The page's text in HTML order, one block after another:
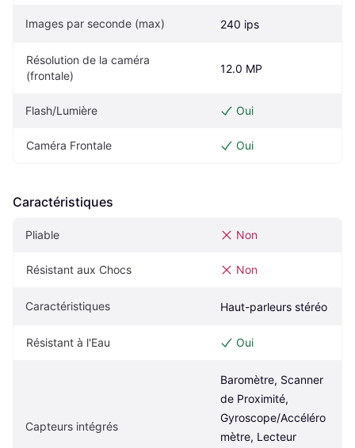
Images par seconde (max) 240 ips
Résolution de la caméra
(frontale)
12.0 MP
Flash/Lumière Oui
Caméra Frontale Oui
Caractéristiques
Pliable Non
Résistant aux Chocs Non
Caractéristiques Haut-parleurs stéréo
Résistant à l'Eau Oui
Capteurs intégrés
Baromètre, Scanner
de Proximité,
Gyroscope/Accéléro
mètre, Lecteur